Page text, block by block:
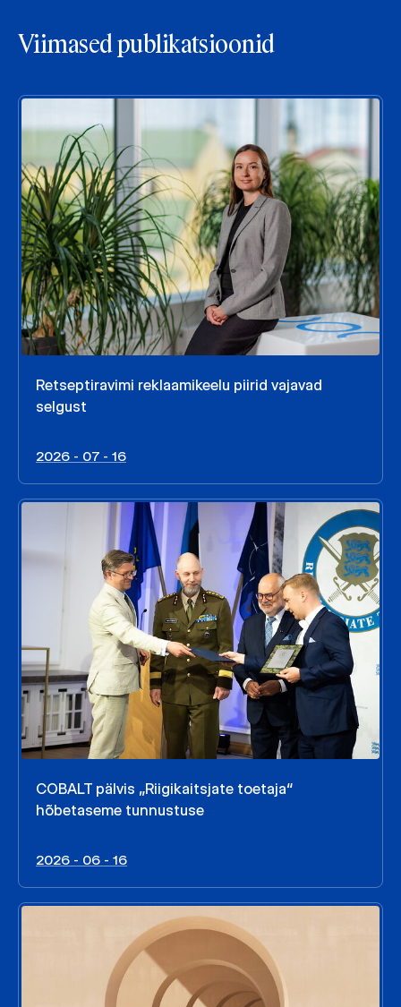
Viimased publikatsioonid
Retseptiravimi reklaamikeelu piirid vajavad
selgust
2026 - 07 - 16
COBALT pälvis „Riigikaitsjate toetaja“
hõbetaseme tunnustuse
2026 - 06 - 16